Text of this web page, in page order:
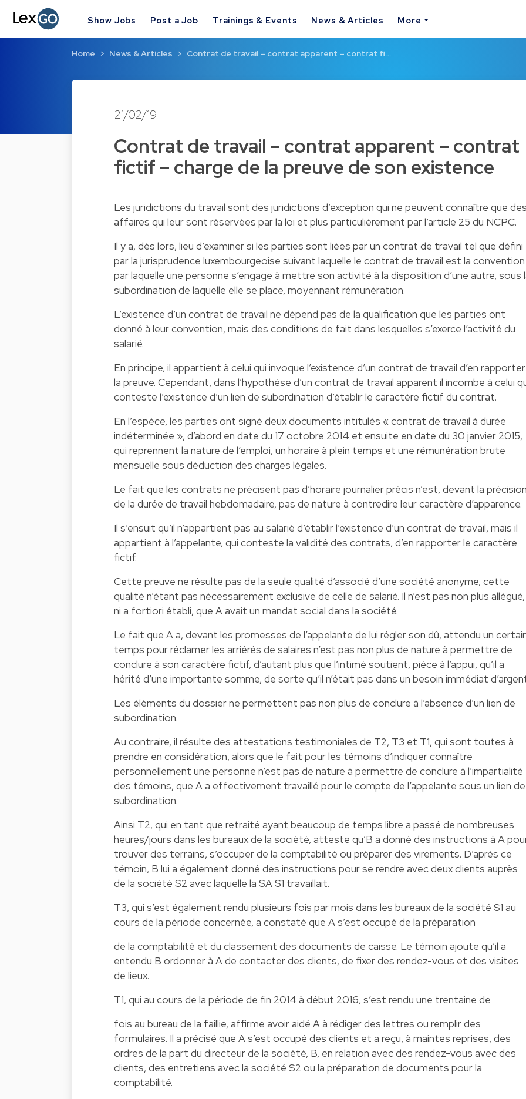
Show Jobs Post a Job Trainings & Events News & Articles More
Home News & Articles Contrat de travail – contrat apparent – contrat fi…
21/02/19
Contrat de travail – contrat apparent – contrat
fictif – charge de la preuve de son existence
Les juridictions du travail sont des juridictions d’exception qui ne peuvent connaître que
affaires qui leur sont réservées par la loi et plus particulièrement par l’article 25 du NCPC.
Il y a, dès lors, lieu d’examiner si les parties sont liées par un contrat de travail tel que défini
par la jurisprudence luxembourgeoise suivant laquelle le contrat de travail est la convention
par laquelle une personne s’engage à mettre son activité à la disposition d’une autre, sous
subordination de laquelle elle se place, moyennant rémunération.
L’existence d’un contrat de travail ne dépend pas de la qualification que les parties ont
donné à leur convention, mais des conditions de fait dans lesquelles s’exerce l’activité du
salarié.
En principe, il appartient à celui qui invoque l’existence d’un contrat de travail d’en rapporter
la preuve. Cependant, dans l’hypothèse d’un contrat de travail apparent il incombe à celui
conteste l’existence d’un lien de subordination d’établir le caractère fictif du contrat.
En l’espèce, les parties ont signé deux documents intitulés « contrat de travail à durée
indéterminée », d’abord en date du 17 octobre 2014 et ensuite en date du 30 janvier 2015,
qui reprennent la nature de l’emploi, un horaire à plein temps et une rémunération brute
mensuelle sous déduction des charges légales.
Le fait que les contrats ne précisent pas d’horaire journalier précis n’est, devant la
de la durée de travail hebdomadaire, pas de nature à contredire leur caractère d’apparence.
Il s’ensuit qu’il n’appartient pas au salarié d’établir l’existence d’un contrat de travail, mais il
appartient à l’appelante, qui conteste la validité des contrats, d’en rapporter le caractère
fictif.
Cette preuve ne résulte pas de la seule qualité d’associé d’une société anonyme, cette
qualité n’étant pas nécessairement exclusive de celle de salarié. Il n’est pas non plus allégué,
ni a fortiori établi, que A avait un mandat social dans la société.
Le fait que A a, devant les promesses de l’appelante de lui régler son dû, attendu un
temps pour réclamer les arriérés de salaires n’est pas non plus de nature à permettre de
conclure à son caractère fictif, d’autant plus que l’intimé soutient, pièce à l’appui, qu’il a
hérité d’une importante somme, de sorte qu’il n’était pas dans un besoin immédiat
Les éléments du dossier ne permettent pas non plus de conclure à l’absence d’un lien de
subordination.
Au contraire, il résulte des attestations testimoniales de T2, T3 et T1, qui sont toutes à
prendre en considération, alors que le fait pour les témoins d’indiquer connaître
personnellement une personne n’est pas de nature à permettre de conclure à l’impartialité
des témoins, que A a effectivement travaillé pour le compte de l’appelante sous un lien de
subordination.
Ainsi T2, qui en tant que retraité ayant beaucoup de temps libre a passé de nombreuses
heures/jours dans les bureaux de la société, atteste qu’B a donné des instructions à A
trouver des terrains, s’occuper de la comptabilité ou préparer des virements. D’après ce
témoin, B lui a également donné des instructions pour se rendre avec deux clients auprès
de la société S2 avec laquelle la SA S1 travaillait.
T3, qui s’est également rendu plusieurs fois par mois dans les bureaux de la société S1 au
cours de la période concernée, a constaté que A s’est occupé de la préparation
de la comptabilité et du classement des documents de caisse. Le témoin ajoute qu’il a
entendu B ordonner à A de contacter des clients, de fixer des rendez-vous et des visites
de lieux.
T1, qui au cours de la période de fin 2014 à début 2016, s’est rendu une trentaine de
fois au bureau de la faillie, affirme avoir aidé A à rédiger des lettres ou remplir des
formulaires. Il a précisé que A s’est occupé des clients et a reçu, à maintes reprises, des
ordres de la part du directeur de la société, B, en relation avec des rendez-vous avec des
clients, des entretiens avec la société S2 ou la préparation de documents pour la
comptabilité.